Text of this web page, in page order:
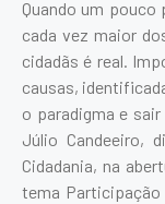
Quando um
cada vez maior
cidadãs é real.
causas,
o paradigma e
Júlio Candeeiro,
Cidadania, na
tema Participação